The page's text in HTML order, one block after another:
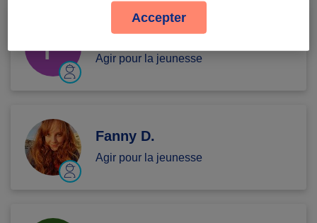
François J.
Agir pour la jeunesse
Fanny D.
Agir pour la jeunesse
Accepter